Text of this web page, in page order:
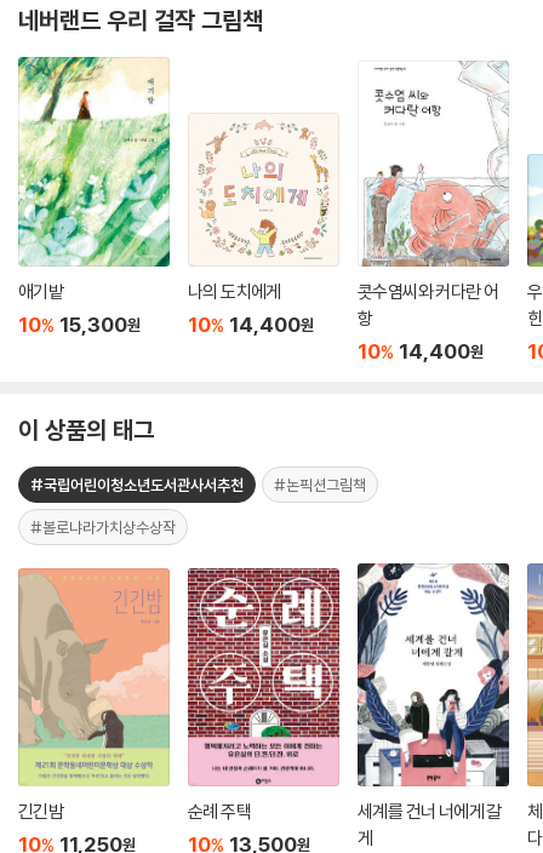
네버랜드 우리 걸작 그림책
애기밭
10% 15,300원
나의 도치에게
10% 14,400원
콧수염씨와 커다란 어
항
10% 14,400원
이 상품의 태그
#국립어린이청소년도서관사서추천 #논픽션그림책
#볼로냐라가치상수상작
긴긴밤
10% 11,250원
순례 주택
10% 13,500원
세계를 건너 너에게 갈
게
다